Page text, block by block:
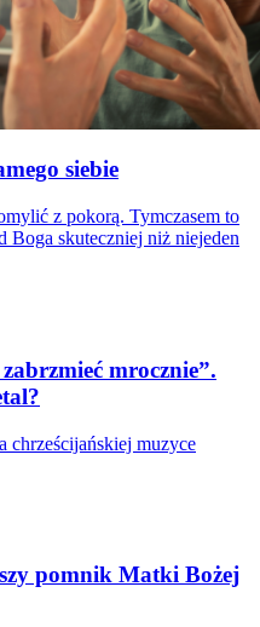
siebie
z pokorą. Tymczasem to
Boga skuteczniej niż niejeden
mrocznie”.
chrześcijańskiej muzyce
pomnik Matki Bożej